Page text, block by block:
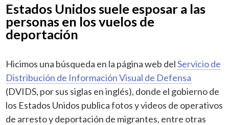
Estados Unidos suele esposar a las
personas en los vuelos de
deportación
Hicimos una búsqueda en la página web delServicio de
Distribución de Información Visual de Defensa
(DVIDS, por sus siglas en inglés), donde el gobierno de
los Estados Unidos publica fotos y videos de operativos
de arresto y deportación de migrantes, entre otras